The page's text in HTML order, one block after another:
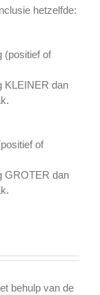
hetzelfde:
(positief of
KLEINER dan
of
GROTER dan
behulp van de